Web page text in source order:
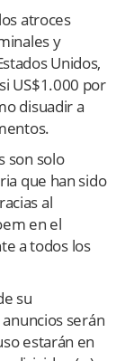
atroces
y
Unidos,
US$1.000 por
disuadir a
son solo
que han sido
al
en el
a todos los
su
serán
estarán en